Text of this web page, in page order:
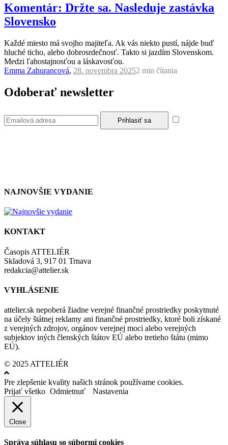
Komentár: Držte sa. Nasleduje zastávka
Slovensko
Každé miesto má svojho majiteľa. Ak vás niekto pustí, nájde buď
hluché ticho, alebo dobrosrdečnosť. Takto si jazdím Slovenskom.
Medzi ľahostajnosťou a láskavosťou.
Emma Zahurancová, 28. novembra 20252 min čítania
Odoberať newsletter
NAJNOVŠIE VYDANIE
KONTAKT
Časopis ATTELIÉR
Skladová 3, 917 01 Trnava
redakcia@attelier.sk
VYHLÁSENIE
attelier.sk nepoberá žiadne verejné finančné prostriedky poskytnuté
na účely štátnej reklamy ani finančné prostriedky, ktoré boli získané
z verejných zdrojov, orgánov verejnej moci alebo verejných
subjektov iných členských štátov EÚ alebo tretieho štátu (mimo
EÚ).
© 2025 ATTELIÉR
Pre zlepšenie kvality našich stránok používame cookies.
Prijať všetko Odmietnuť Nastavenia
Close
Správa súhlasu so súbormi cookies